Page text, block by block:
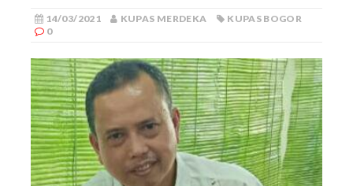
14/03/2021 KUPAS MERDEKA
KUPAS BOGOR
0